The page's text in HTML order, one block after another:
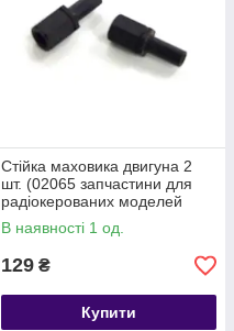
Стійка маховика двигуна 2
шт. (02065 запчастини для
радіокерованих моделей
Himoto)
В наявності 1 од.
129 ₴
Купити